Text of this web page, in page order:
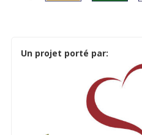
Un projet porté par: